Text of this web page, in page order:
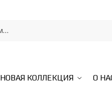
НОВАЯ КОЛЛЕКЦИЯ О